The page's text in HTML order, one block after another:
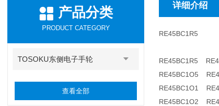
产品分类
PRODUCT CATEGORY
TOSOKU东侧电子手轮
查看全部
详细介绍
RE45BC1R5
RE45BC1R5
RE45BC1O5
RE45BC1O1
RE45BC1O2